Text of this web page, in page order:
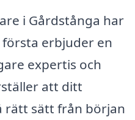
i Gårdstånga har
erbjuder en
expertis och
att ditt
rätt sätt från början